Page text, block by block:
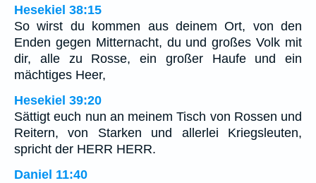
Hesekiel 38:15
So wirst du kommen aus deinem Ort, von den
Enden gegen Mitternacht, du und großes Volk mit
dir, alle zu Rosse, ein großer Haufe und ein
mächtiges Heer,
Hesekiel 39:20
Sättigt euch nun an meinem Tisch von Rossen und
Reitern, von Starken und allerlei Kriegsleuten,
spricht der HERR HERR.
Daniel 11:40